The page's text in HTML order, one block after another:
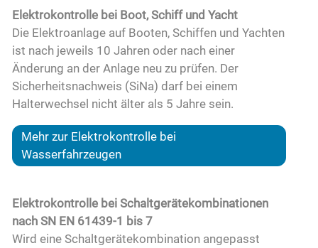
Elektrokontrolle bei Boot, Schiff und Yacht
Die Elektroanlage auf Booten, Schiffen und Yachten
ist nach jeweils 10 Jahren oder nach einer
Änderung an der Anlage neu zu prüfen. Der
Sicherheitsnachweis (SiNa) darf bei einem
Halterwechsel nicht älter als 5 Jahre sein.
Mehr zur Elektrokontrolle bei
Wasserfahrzeugen
Elektrokontrolle bei Schaltgerätekombinationen
nach SN EN 61439-1 bis 7
Wird eine Schaltgerätekombination angepasst